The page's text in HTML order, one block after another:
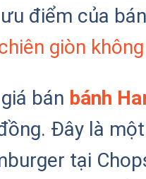
điểm của
giòn
bán bánh
Đây là
tại